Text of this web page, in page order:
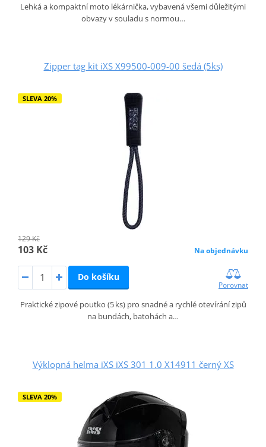
Lehká a kompaktní moto lékárnička, vybavená všemi důležitými
obvazy v souladu s normou…
Zipper tag kit iXS X99500-009-00 šedá (5ks)
SLEVA 20%
129 Kč
103 Kč Na objednávku
Do košíku
Porovnat
Praktické zipové poutko (5 ks) pro snadné a rychlé otevírání zipů
na bundách, batohách a…
Výklopná helma iXS iXS 301 1.0 X14911 černý XS
SLEVA 20%